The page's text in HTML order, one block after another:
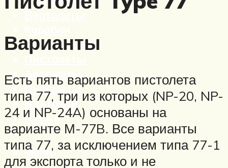
Бронетехника
Пистолеты
Автоматы
Пулеметы
Винтовки
Ружья
Меню
Варианты
Есть пять вариантов пистолета
типа 77, три из которых (NP-20, NP-
24 и NP-24A) основаны на
варианте М-77B. Все варианты
типа 77, за исключением типа 77-1
для экспорта только и не